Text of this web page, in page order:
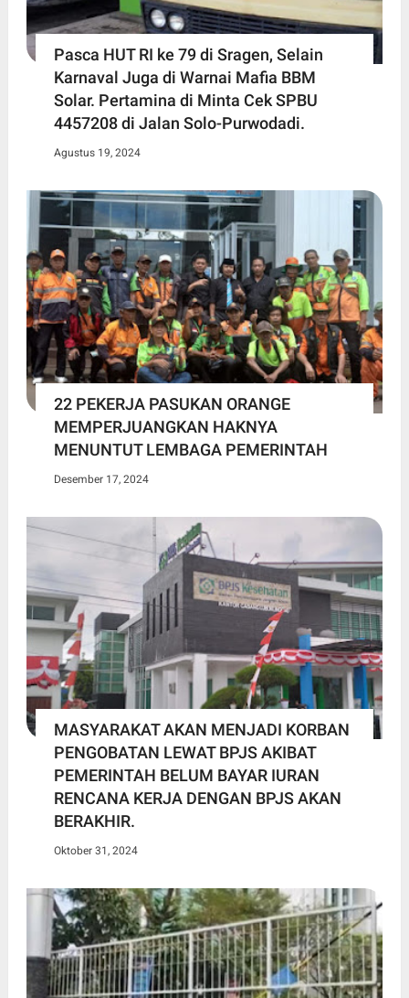
Pasca HUT RI ke 79 di Sragen, Selain
Karnaval Juga di Warnai Mafia BBM
Solar. Pertamina di Minta Cek SPBU
4457208 di Jalan Solo-Purwodadi.
Agustus 19, 2024
22 PEKERJA PASUKAN ORANGE
MEMPERJUANGKAN HAKNYA
MENUNTUT LEMBAGA PEMERINTAH
Desember 17, 2024
MASYARAKAT AKAN MENJADI KORBAN
PENGOBATAN LEWAT BPJS AKIBAT
PEMERINTAH BELUM BAYAR IURAN
RENCANA KERJA DENGAN BPJS AKAN
BERAKHIR.
Oktober 31, 2024